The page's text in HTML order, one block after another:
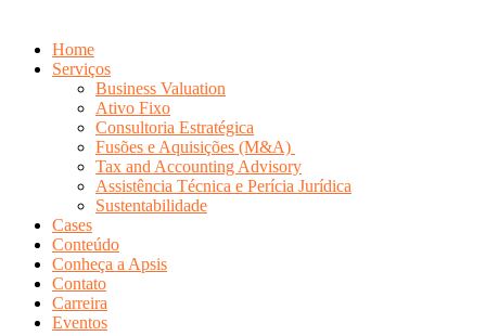
Home
Serviços
Business Valuation
Ativo Fixo
Consultoria Estratégica
Fusões e Aquisições (M&A)
Tax and Accounting Advisory
Assistência Técnica e Perícia Jurídica
Sustentabilidade
Cases
Conteúdo
Conheça a Apsis
Contato
Carreira
Eventos